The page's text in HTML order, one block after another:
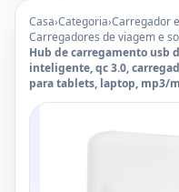
Casa›Categoria›Carregador
Carregadores de viagem e
Hub de carregamento usb
inteligente, qc 3.0,
para tablets, laptop, mp3/